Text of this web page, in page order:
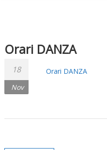
nuova
per
FITNESS
per
DANZA
Orari DANZA
18
Nov
Orari DANZA